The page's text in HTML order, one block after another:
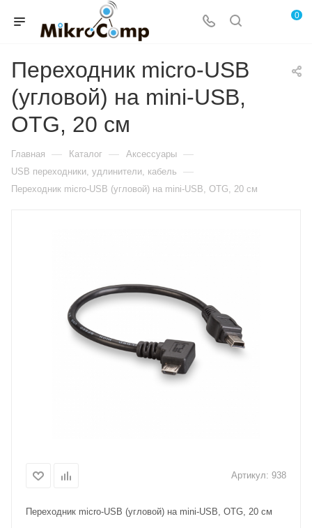
0
Переходник micro-USB
(угловой) на mini-USB,
OTG, 20 см
Главная — Каталог — Аксессуары —
USB переходники, удлинители, кабель —
Переходник micro-USB (угловой) на mini-USB, OTG, 20 см
Артикул: 938
Переходник micro-USB (угловой) на mini-USB, OTG, 20 см